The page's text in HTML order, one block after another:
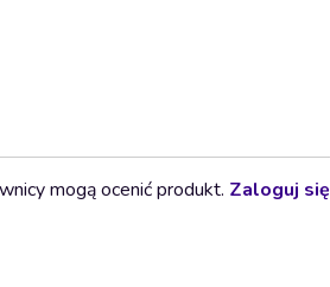
mogą ocenić produkt. Zaloguj się